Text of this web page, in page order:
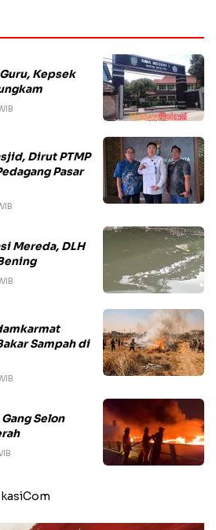
Kepsek
Dirut PTMP
Pasar
Mereda, DLH
Sampah di
Selon